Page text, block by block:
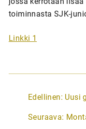
toiminnasta SJK-
Linkki 1
A
t
Edellinen: Uusi
Seuraava: